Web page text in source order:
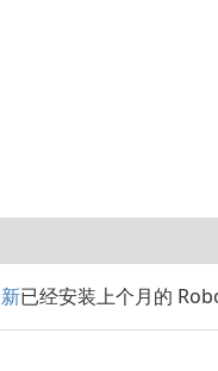
已经安装上个月的